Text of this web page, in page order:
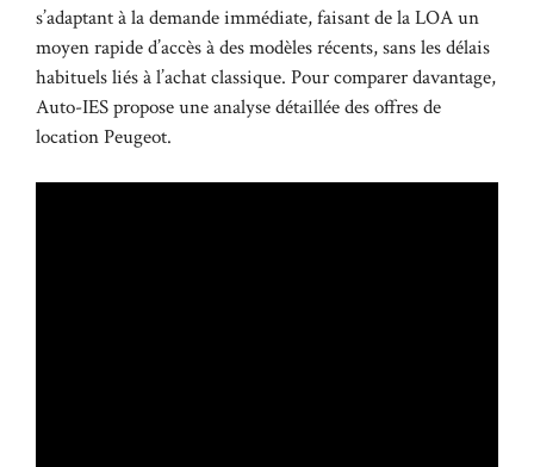
s’adaptant à la demande immédiate, faisant de la LOA un
moyen rapide d’accès à des modèles récents, sans les délais
habituels liés à l’achat classique. Pour comparer davantage,
Auto-IESpropose une analyse détaillée des offres de
location Peugeot.